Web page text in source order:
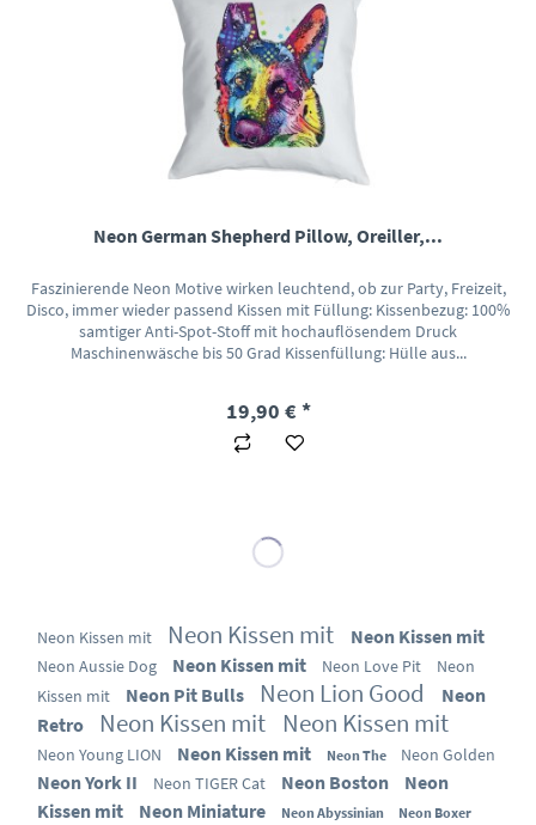
Neon German Shepherd Pillow, Oreiller,...
Faszinierende Neon Motive wirken leuchtend, ob zur Party, Freizeit,
Disco, immer wieder passend Kissen mit Füllung: Kissenbezug: 100%
samtiger Anti-Spot-Stoff mit hochauflösendem Druck
Maschinenwäsche bis 50 Grad Kissenfüllung: Hülle aus...
19,90 € *
Neon Kissen mit Neon Kissen mit Neon Kissen mit
Neon Aussie Dog Neon Kissen mit Neon Love Pit
Neon
Kissen mit
Neon Pit Bulls Neon Lion Good
Neon
Retro
Neon Kissen mit Neon Kissen mit
Neon Young LION Neon Kissen mit Neon The Neon Golden
Neon York II Neon TIGER Cat Neon Boston
Neon
Kissen mit
Neon Miniature Neon Abyssinian
Neon Boxer